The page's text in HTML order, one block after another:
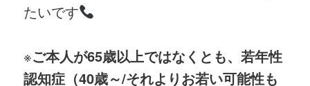
たいです
※ご本人が65歳以上ではなくとも、若年性
認知症（40歳～/それよりお若い可能性も